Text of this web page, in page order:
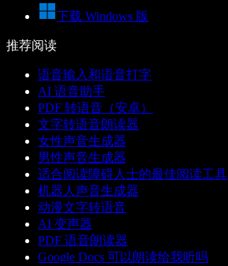
下载 Windows 版
推荐阅读
语音输入和语音打字
AI 语音助手
PDF 转语音（安卓）
文字转语音朗读器
女性声音生成器
男性声音生成器
适合阅读障碍人士的最佳阅读工具
机器人声音生成器
动漫文字转语音
AI 变声器
PDF 语音朗读器
Google Docs 可以朗读给我听吗